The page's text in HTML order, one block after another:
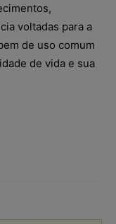
voltadas para a
de uso comum
de vida e sua